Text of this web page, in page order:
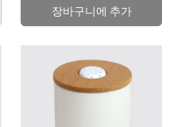
장바구니에 추가